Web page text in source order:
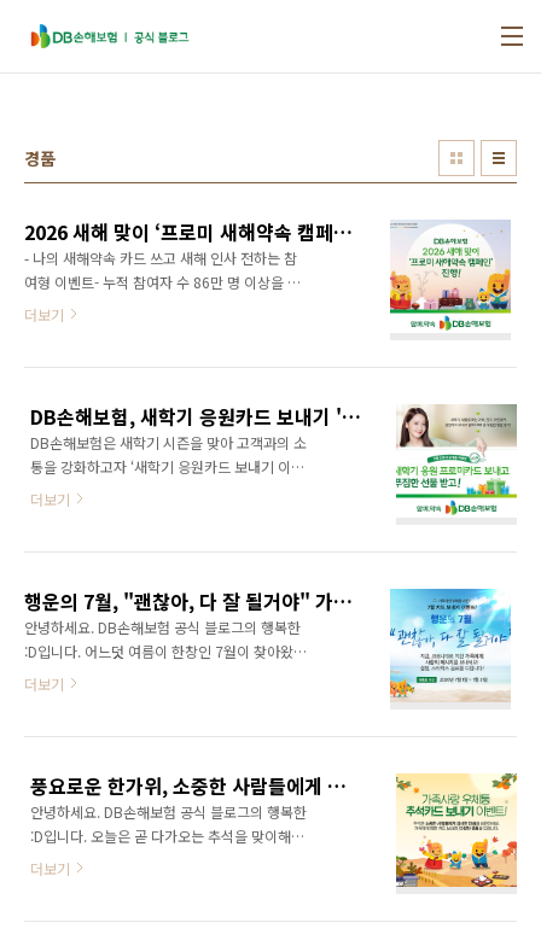
경품
2026 새해 맞이 ‘프로미 새해약속 캠페인’ 진행
- 나의 새해약속 카드 쓰고 새해 인사 전하는 참
여형 이벤트- 누적 참여자 수 86만 명 이상을 기
록, DB손해보험의 대표 브랜드 캠페인으로 고객
고 있습니다. 이번 캠페인은 고객이 나의 새해 목
표를 약속 카드에 쓰고 자신의 SNS채널이나 핸
드폰, PC등에 저장하여 새해 목표를 자주 확인
하며 이루어지도록 응원하는 이벤트 입니다. 이
인사 즉석카드 보내기 ▲캠페인 페이지 공유하
로그램으로 구성되었습니다. ‘나의 새해약속 카
드 ..
더보기
DB손해보험, 새학기 응원카드 보내기 '프로미우체통 이벤트' 실시
DB손해보험은 새학기 시즌을 맞아 고객과의 소
통을 강화하고자 ‘새학기 응원카드 보내기 이벤
트’를 진행합니다. 이번 이벤트는 새로운 시작을
카드를 선택한 후 응원 메시지를 작성하고 전하
고 싶은 사람에게 보내면 됩니다.이벤트에 참여
한 고객 중 추첨을 통해 갤럭시북4, 프로미 무드
등 굿즈, GS25 편의점 모바일 상품권 등 다양한
기 시즌을 맞아 새로운 출발을 하는 모든 사람들
준비했으며, 많은 고객들이 참여해 서로 따뜻한
마음을 나누는..
더보기
행운의 7월, "괜찮아, 다 잘 될거야" 가족사랑 우체통 7월 카드 보내기 이벤트!
안녕하세요. DB손해보험 공식 블로그의 행복한
:D입니다. 어느덧 여름이 한창인 7월이 찾아왔어
요~ 높아진 기온에도 쉽게 잠잠해지지 않는 코로
소식을 들고 왔어요. 예쁜 카드로 마음을 전하고
풍성한 선물도 받을 수 있는 가족사랑 우체통 7
월 카드 보내기 이벤트 함께 알아볼까요? 마음에
드는 카드 선택하고 메시지를 적어주세요! 다양
선택하고, “괜찮아” “다 잘 될거야” 평소 가족들
더보기
풍요로운 한가위, 소중한 사람들에게 감사한 마음을 전하세요~ 가족사랑 우체통 추석카드 보내기 이벤트!
안녕하세요. DB손해보험 공식 블로그의 행복한
:D입니다. 오늘은 곧 다가오는 추석을 맞이해서
소중한 분들에게 감사 인사를 전할 수 있는 이벤
더보기